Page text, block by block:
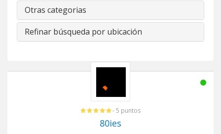
Otras categorias
Refinar búsqueda por ubicación
- 5 puntos
80ies